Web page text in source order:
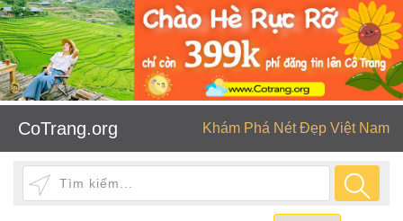
CoTrang.org Khám Phá Nét Đẹp Việt Nam